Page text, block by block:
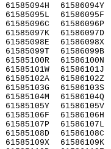
61585094H
61585095L
61585096C
61585097K
61585098E
61585099T
61585100R
61585101W
61585102A
61585103G
61585104M
61585105Y
61585106F
61585107P
61585108D
61585109X
61586094Y
61586095F
61586096P
61586097D
61586098X
61586099B
61586100N
61586101J
61586102Z
61586103S
61586104Q
61586105V
61586106H
61586107L
61586108C
61586109K